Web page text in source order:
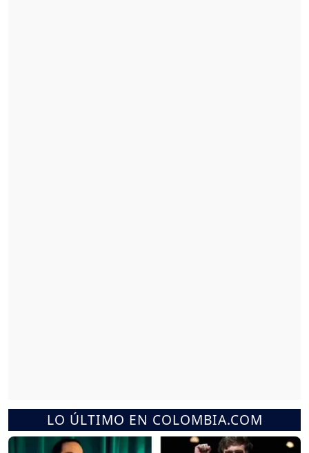
LO ÚLTIMO EN COLOMBIA.COM